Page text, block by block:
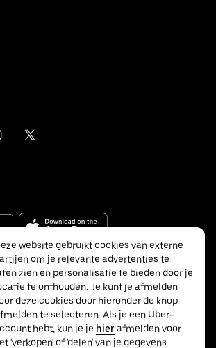
Inc.
website gebruikt cookies van externe
om je relevante advertenties te
zien en personalisatie te bieden door je
te onthouden. Je kunt je afmelden
deze cookies door hieronder de knop
te selecteren. Als je een Uber-
hebt, kun je je hierafmelden voor
'verkopen' of 'delen' van je gegevens.